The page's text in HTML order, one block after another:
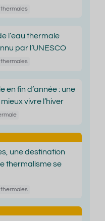
l’eau thermale
par l’UNESCO
en fin d’année : une
vivre l’hiver
une destination
thermalisme se